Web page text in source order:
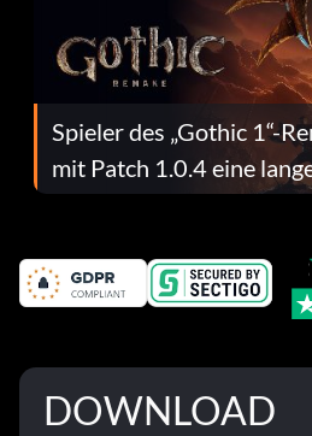
Spieler des „Gothic 1“-
mit Patch 1.0.4 eine
Fehlerbehebungen
DOWNLOAD